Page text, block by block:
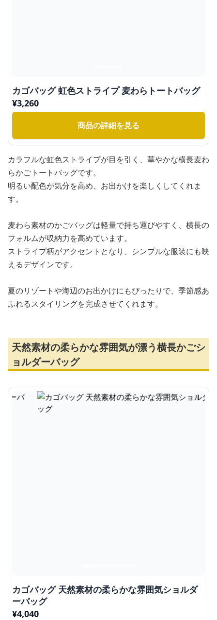
カゴバッグ 虹色ストライプ 麦わらトートバッグ
¥3,260
商品の詳細を見る
カラフルな虹色ストライプが目を引く、華やかな横長麦わ
らかごトートバッグです。
明るい配色が気分を高め、お出かけを楽しくしてくれま
す。
麦わら素材のかごバッグは軽量で持ち運びやすく、横長の
フォルムが収納力を高めています。
ストライプ柄がアクセントとなり、シンプルな服装にも映
えるデザインです。
夏のリゾートや海辺のお出かけにもぴったりで、季節感あ
ふれるスタイリングを完成させてくれます。
天然素材の柔らかな雰囲気が漂う横長かごシ
ョルダーバッグ
カゴバッグ 天然素材の柔らかな雰囲気ショルダ
ーバッグ
¥4,040